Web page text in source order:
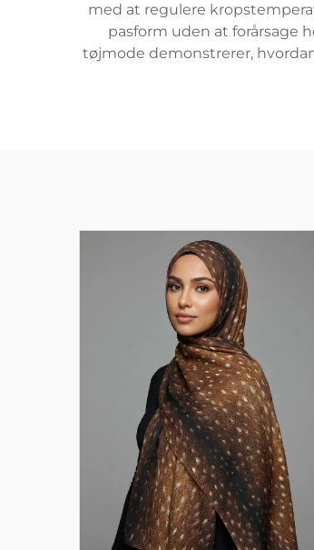
med at regulere
pasform uden at forårsage
tøjmode demonstrerer,